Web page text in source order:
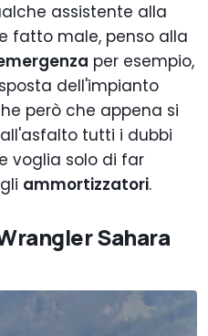
assistente alla
fatto male, penso alla
per esempio,
dell'impianto
però che appena si
tutti i dubbi
voglia solo di far
ammortizzatori.
Sahara